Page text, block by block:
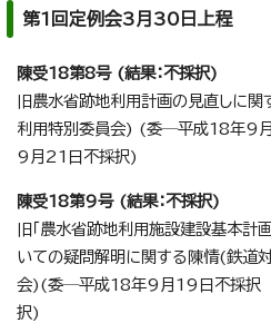
第1回定例会3月30日上程
陳受18第8号 (結果：不採択)
旧農水省跡地利用計画の見直しに
利用特別委員会) (委─平成18年
9月21日不採択)
陳受18第9号 (結果：不採択)
旧「農水省跡地利用施設建設基本計
いての疑問解明に関する陳情(鉄道
会)(委─平成18年9月19日不採
択)